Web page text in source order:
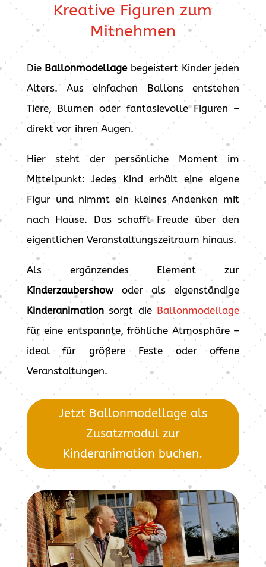
Kreative Figuren zum
Mitnehmen
Die Ballonmodellagebegeistert Kinder jeden
Alters. Aus einfachen Ballons entstehen
Tiere, Blumen oder fantasievolle Figuren –
direkt vor ihren Augen.
Hier steht der persönliche Moment im
Mittelpunkt: Jedes Kind erhält eine eigene
Figur und nimmt ein kleines Andenken mit
nach Hause. Das schafft Freude über den
eigentlichen Veranstaltungszeitraum hinaus.
Als ergänzendes Element zur
Kinderzaubershowoder als eigenständige
Kinderanimationsorgt die Ballonmodellage
für eine entspannte, fröhliche Atmosphäre –
ideal für größere Feste oder offene
Veranstaltungen.
Jetzt Ballonmodellage als
Zusatzmodul zur
Kinderanimation buchen.